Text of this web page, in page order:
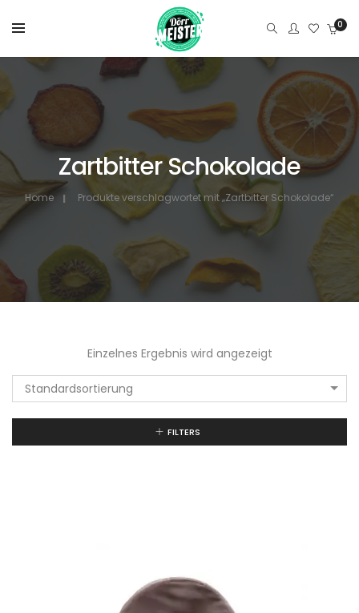
0
Zartbitter Schokolade
Home Produkte verschlagwortet mit „Zartbitter Schokolade“
Einzelnes Ergebnis wird angezeigt
Standardsortierung
FILTERS